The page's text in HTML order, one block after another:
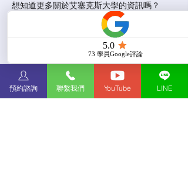
想知道更多關於艾塞克斯大學的資訊嗎？
報名已截止
查看其他活動
預約諮詢 聯繫我們 YouTube LINE